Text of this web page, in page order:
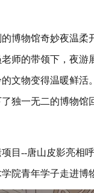
博物馆奇妙夜温柔
师的带领下，夜
文物变得温暖鲜
独一无二的博物馆
目 --唐山皮影亮相
院青年学子走进